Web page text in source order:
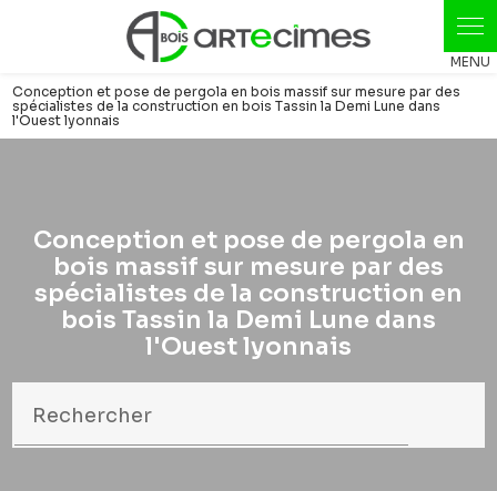
Conception et pose de pergola en bois massif sur mesure par des
spécialistes de la construction en bois Tassin la Demi Lune dans
l'Ouest lyonnais
Conception et pose de pergola en
bois massif sur mesure par des
spécialistes de la construction en
bois Tassin la Demi Lune dans
l'Ouest lyonnais
Rechercher